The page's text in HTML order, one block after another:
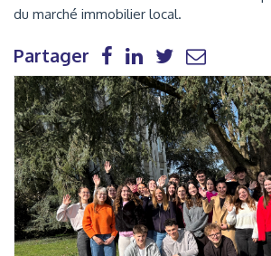
du marché immobilier local.
Partager